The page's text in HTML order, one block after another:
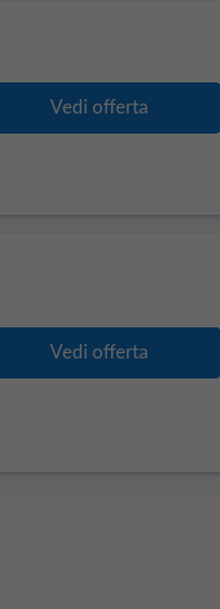
Vedi offerta
Vedi offerta